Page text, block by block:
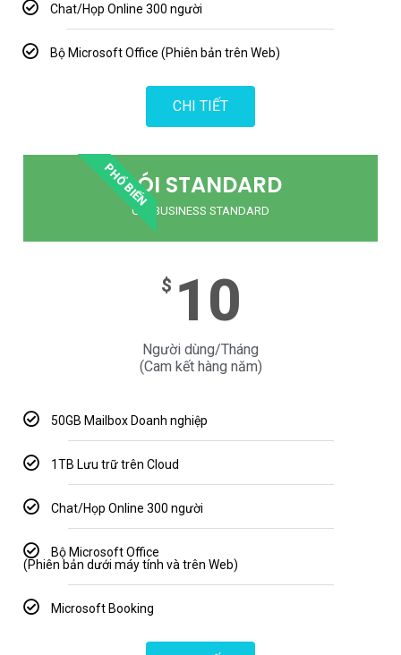
Chat/Họp Online 300 người
Bộ Microsoft Office (Phiên bản trên Web)
CHI TIẾT
PHỔ BIẾN
GÓI STANDARD
GÓI BUSINESS STANDARD
$ 10
Người dùng/Tháng
(Cam kết hàng năm)
50GB Mailbox Doanh nghiệp
1TB Lưu trữ trên Cloud
Chat/Họp Online 300 người
Bộ Microsoft Office
(Phiên bản dưới máy tính và trên Web)
Microsoft Booking